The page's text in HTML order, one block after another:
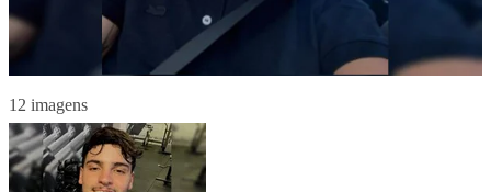
12 imagens